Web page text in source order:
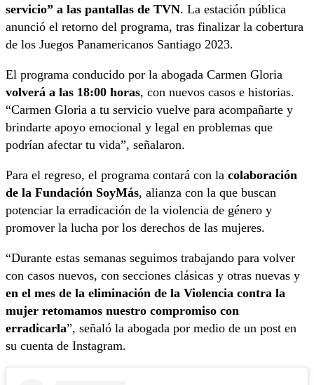
servicio” a las pantallas de TVN. La estación pública
anunció el retorno del programa, tras finalizar la cobertura
de los Juegos Panamericanos Santiago 2023.
El programa conducido por la abogada Carmen Gloria
volverá a las 18:00 horas, con nuevos casos e historias.
“Carmen Gloria a tu servicio vuelve para acompañarte y
brindarte apoyo emocional y legal en problemas que
podrían afectar tu vida”, señalaron.
Para el regreso, el programa contará con la colaboración
de la Fundación SoyMás, alianza con la que buscan
potenciar la erradicación de la violencia de género y
promover la lucha por los derechos de las mujeres.
“Durante estas semanas seguimos trabajando para volver
con casos nuevos, con secciones clásicas y otras nuevas y
en el mes de la eliminación de la Violencia contra la
mujer retomamos nuestro compromiso con
erradicarla”, señaló la abogada por medio de un post en
su cuenta de Instagram.